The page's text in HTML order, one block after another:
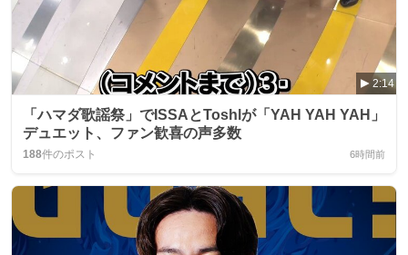
2:14
「ハマダ歌謡祭」でISSAとToshlが「YAH YAH YAH」
デュエット、ファン歓喜の声多数
188件のポスト 6時間前